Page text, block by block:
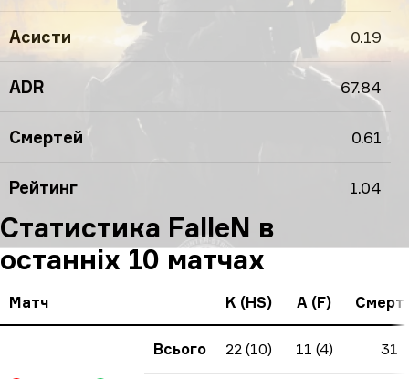
Асисти 0.19
ADR 67.84
Смертей 0.61
Рейтинг 1.04
Статистика FalleN в
останніх 10 матчах
Матч K (HS) A (F)
Всього 22 (10) 11 (4) 31